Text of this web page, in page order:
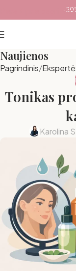
Pereiti prie -
Naujienos
Pagrindinis
Tonikas
Karolina